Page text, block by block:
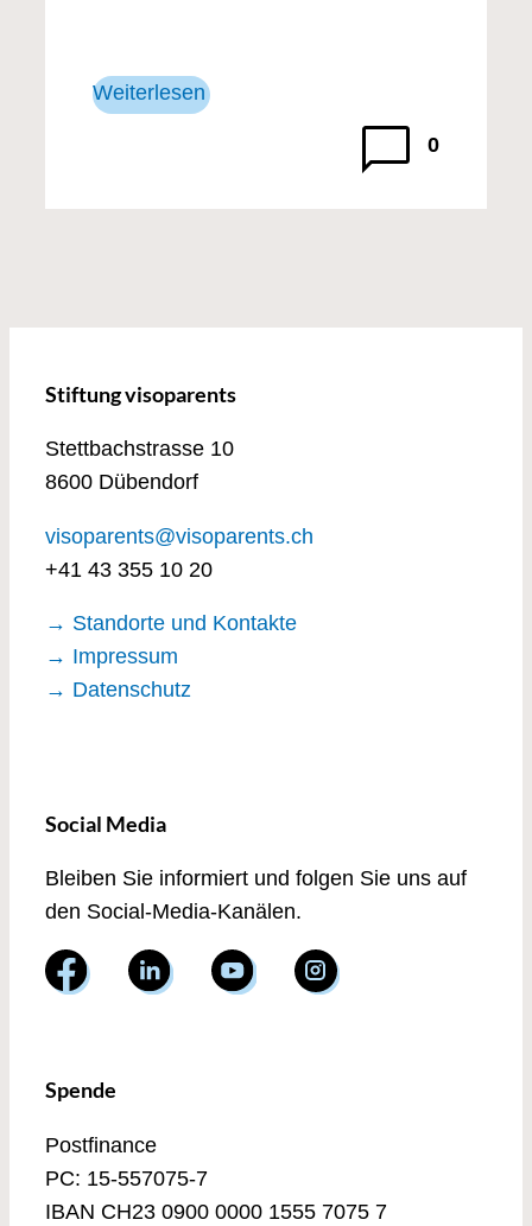
Weiterlesen
0
Stiftung visoparents
Stettbachstrasse 10
8600 Dübendorf
visoparents@visoparents.ch
+41 43 355 10 20
→ Standorte und Kontakte
→ Impressum
→ Datenschutz
Social Media
Bleiben Sie informiert und folgen Sie uns auf
den Social-Media-Kanälen.
Spende
Postfinance
PC: 15-557075-7
IBAN CH23 0900 0000 1555 7075 7